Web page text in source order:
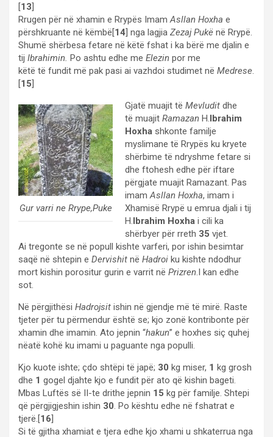
[13]
Rrugen për në xhamin e Rrypës ImamAsllan Hoxha e
përshkruante në këmbë[14] nga lagjia Zezaj Pukë në Rrypë.
Shumë shërbesa fetare në këtë fshat i ka bërë me djalin e
tij Ibrahimin. Po ashtu edhe me Elezin por me
këtë të fundit më pak pasi ai vazhdoi studimet në Medrese.
[15]
Gur varri ne Rrype,Puke
Gjatë muajit të Mevludit dhe
të muajit Ramazan H.Ibrahim
Hoxha shkonte familje
myslimane të Rrypës ku kryete
shërbime të ndryshme fetare si
dhe ftohesh edhe për iftare
përgjate muajit Ramazant. Pas
imamAsllan Hoxha, imam i
Xhamisë Rrypë u emrua djali i tij
H.Ibrahim Hoxha i cili ka
shërbyer për rreth 35 vjet.
Ai tregonte se në popull kishte varferi, por ishin besimtar
saqë në shtepin e Dervishit në Hadroi ku kishte ndodhur
mort kishin porositur gurin e varrit në Prizren.I kan edhe
sot.
Në përgjithësi Hadrojsit ishin në gjendje më të mirë. Raste
tjeter për tu përmendur është se; kjo zonë kontribonte për
xhamin dhe imamin. Ato jepnin “hakun” e hoxhes siç quhej
nëatë kohë ku imami u paguante nga populli.
Kjo kuote ishte; çdo shtëpi të japë; 30 kg miser, 1 kg grosh
dhe 1 gogel djahte kjo e fundit për ato që kishin bageti.
Mbas Luftës së II-te drithe jepnin 15 kg për familje. Shtepi
që përgjigjeshin ishin 30. Po kështu edhe në fshatrat e
tjerë.[16]
Si të gjitha xhamiat e tjera edhe kjo xhami u shkaterrua nga